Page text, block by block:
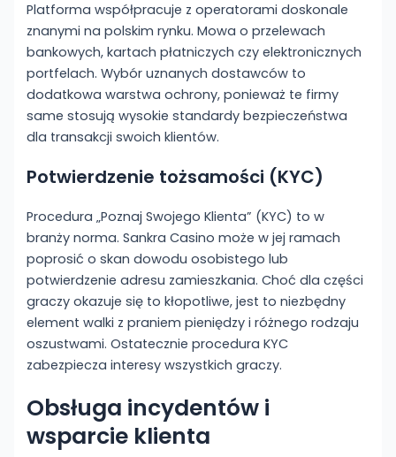
Platforma współpracuje z operatorami doskonale
znanymi na polskim rynku. Mowa o przelewach
bankowych, kartach płatniczych czy elektronicznych
portfelach. Wybór uznanych dostawców to
dodatkowa warstwa ochrony, ponieważ te firmy
same stosują wysokie standardy bezpieczeństwa
dla transakcji swoich klientów.
Potwierdzenie tożsamości (KYC)
Procedura „Poznaj Swojego Klienta” (KYC) to w
branży norma. Sankra Casino może w jej ramach
poprosić o skan dowodu osobistego lub
potwierdzenie adresu zamieszkania. Choć dla części
graczy okazuje się to kłopotliwe, jest to niezbędny
element walki z praniem pieniędzy i różnego rodzaju
oszustwami. Ostatecznie procedura KYC
zabezpiecza interesy wszystkich graczy.
Obsługa incydentów i
wsparcie klienta